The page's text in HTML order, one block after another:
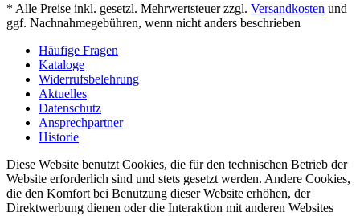
* Alle Preise inkl. gesetzl. Mehrwertsteuer zzgl. Versandkosten und
ggf. Nachnahmegebühren, wenn nicht anders beschrieben
Häufige Fragen
Kataloge
Widerrufsbelehrung
Aktuelles
Datenschutz
Ansprechpartner
Historie
Diese Website benutzt Cookies, die für den technischen Betrieb der
Website erforderlich sind und stets gesetzt werden. Andere Cookies,
die den Komfort bei Benutzung dieser Website erhöhen, der
Direktwerbung dienen oder die Interaktion mit anderen Websites